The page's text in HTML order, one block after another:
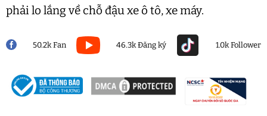
phải lo lắng về chỗ đậu xe ô tô, xe máy.
50.2k Fan 46.3k Đăng ký 1.0k Follower